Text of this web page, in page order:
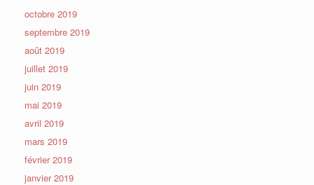
octobre 2019
septembre 2019
août 2019
juillet 2019
juin 2019
mai 2019
avril 2019
mars 2019
février 2019
janvier 2019